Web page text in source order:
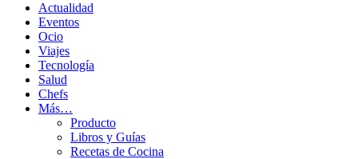
Actualidad
Eventos
Ocio
Viajes
Tecnología
Salud
Chefs
Más…
Producto
Libros y Guías
Recetas de Cocina